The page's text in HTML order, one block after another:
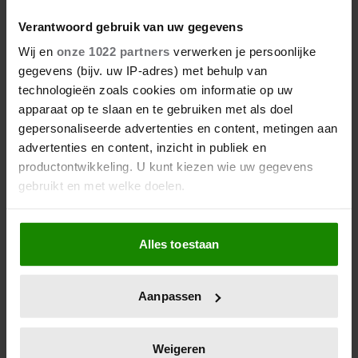
Verantwoord gebruik van uw gegevens
Wij en onze 1022 partners verwerken je persoonlijke
gegevens (bijv. uw IP-adres) met behulp van
technologieën zoals cookies om informatie op uw
apparaat op te slaan en te gebruiken met als doel
gepersonaliseerde advertenties en content, metingen aan
advertenties en content, inzicht in publiek en
productontwikkeling. U kunt kiezen wie uw gegevens
gebruikt en met welke doelen.
Als u het toestaat, willen we ook graag:
Informatie verzamelen over uw geografische
locatie, die tot een paar meter nauwkeurig kan zijn
scannen op specifieke eigenschappen (fingerprinting)
verwerkt en stel uw voorkeuren in het
Alles toestaan
Aanpassen
Weigeren
ZARA TINDALL OVER HAAR
LEVEN ZONDER KONINKLIJKE
TITELS: ‘WE HEBBEN ENORM
VEEL GELUK GEHAD’
PRINS WILLIAM EN PRINSES